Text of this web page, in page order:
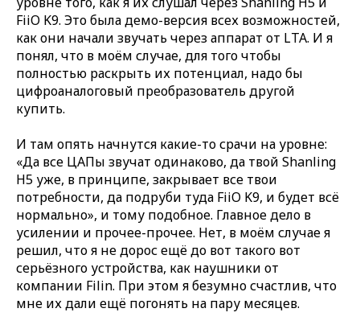
FiiO K9. Это была демо-версия всех возможностей,
как они начали звучать через аппарат от LTA. И я
понял, что в моём случае, для того чтобы
полностью раскрыть их потенциал, надо бы
цифроаналоговый преобразователь другой
купить.
И там опять начнутся какие-то срачи на уровне:
«Да все ЦАПы звучат одинаково, да твой Shanling
H5 уже, в принципе, закрывает все твои
потребности, да подруби туда FiiO K9, и будет всё
нормально», и тому подобное. Главное дело в
усилении и прочее-прочее. Нет, в моём случае я
решил, что я не дорос ещё до вот такого вот
серьёзного устройства, как наушники от
компании Filin. При этом я безумно счастлив, что
мне их дали ещё погонять на пару месяцев.